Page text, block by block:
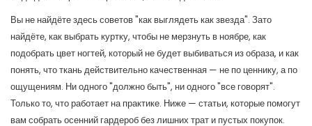
Вы не найдёте здесь советов "как выглядеть как звезда". Зато
найдёте, как выбрать куртку, чтобы не мерзнуть в ноябре, как
подобрать цвет ногтей, который не будет выбиваться из образа, и как
понять, что ткань действительно качественная — не по ценнику, а по
ощущениям. Ни одного "должно быть", ни одного "все говорят".
Только то, что работает на практике. Ниже — статьи, которые помогут
вам собрать осенний гардероб без лишних трат и пустых покупок.